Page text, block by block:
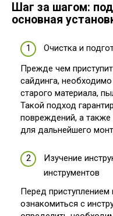
Шаг за шагом:
основная
Очистка и
Прежде чем
сайдинга,
старого материала,
Такой подход
повреждений, а
для дальнейшего
Изучение
инструментов
Перед приступлением
ознакомиться с